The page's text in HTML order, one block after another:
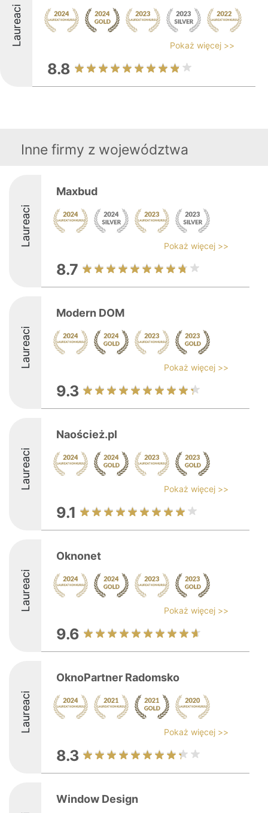
Laureaci Pokaż więcej >>
8.8
Inne firmy z województwa
Laureaci
Maxbud
Pokaż więcej >>
8.7
Laureaci
Modern DOM
Pokaż więcej >>
9.3
Laureaci
Naoścież.pl
Pokaż więcej >>
9.1
Laureaci
Oknonet
Pokaż więcej >>
9.6
Laureaci
OknoPartner Radomsko
Pokaż więcej >>
8.3
Window Design